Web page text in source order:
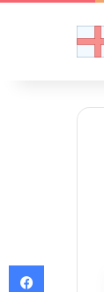
Facebook